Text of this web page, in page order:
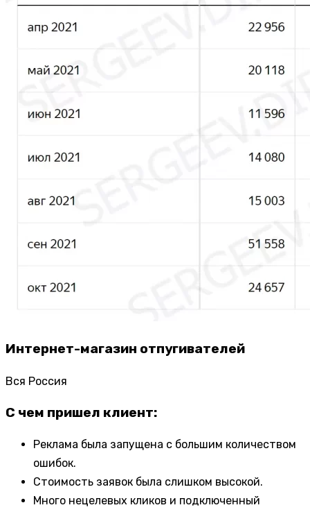
Интернет-магазин отпугивателей
Вся Россия
С чем пришел клиент:
Реклама была запущена с большим количеством
ошибок.
Стоимость заявок была слишком высокой.
Много нецелевых кликов и подключенный